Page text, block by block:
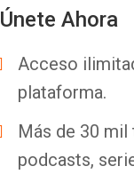
Únete Ahora
Acceso
plataforma.
Más de 30
podcasts,